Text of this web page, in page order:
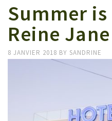
Summer
Reine Jane
8 JANVIER 2018 BY SANDRINE